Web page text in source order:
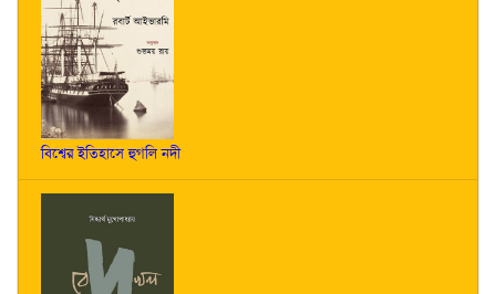
বিশ্বের ইতিহাসে হুগলি নদী